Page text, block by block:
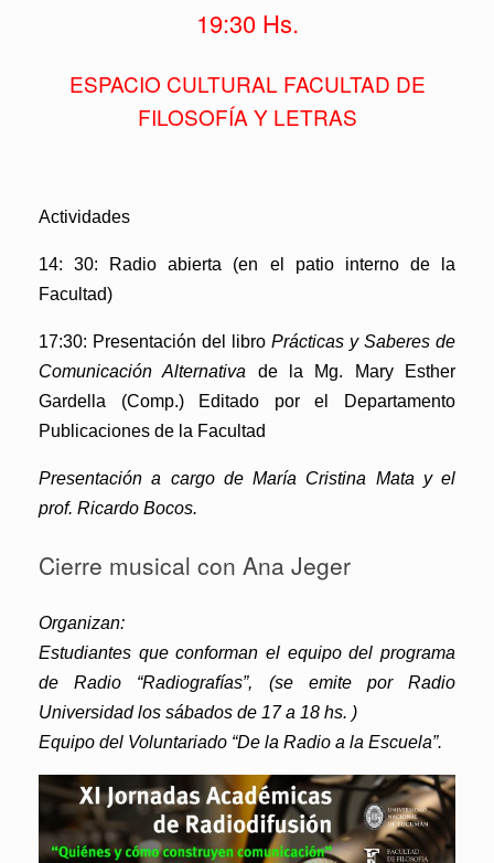
19:30 Hs.
ESPACIO CULTURAL FACULTAD DE
FILOSOFÍA Y LETRAS
Actividades
14: 30: Radio abierta (en el patio interno de la
Facultad)
17:30: Presentación del libro Prácticas y Saberes de
Comunicación Alternativa de la Mg. Mary Esther
Gardella (Comp.) Editado por el Departamento
Publicaciones de la Facultad
Presentación a cargo de María Cristina Mata y el
prof. Ricardo Bocos.
Cierre musical con Ana Jeger
Organizan:
Estudiantes que conforman el equipo del programa
de Radio “Radiografías”, (se emite por Radio
Universidad los sábados de 17 a 18 hs. )
Equipo del Voluntariado “De la Radio a la Escuela”.